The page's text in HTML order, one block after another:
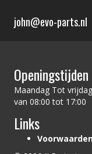
john@evo-parts.nl
Openingstijden
Maandag Tot vrijdag
van 08:00 tot 17:00
Links